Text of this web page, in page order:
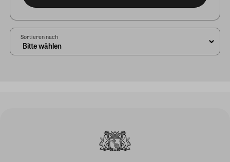
Sortieren nach